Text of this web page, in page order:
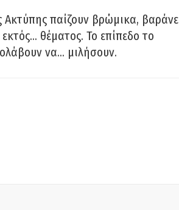
παίζουν βρώμικα, βαράνε
θέματος. Το επίπεδο το
να… μιλήσουν.